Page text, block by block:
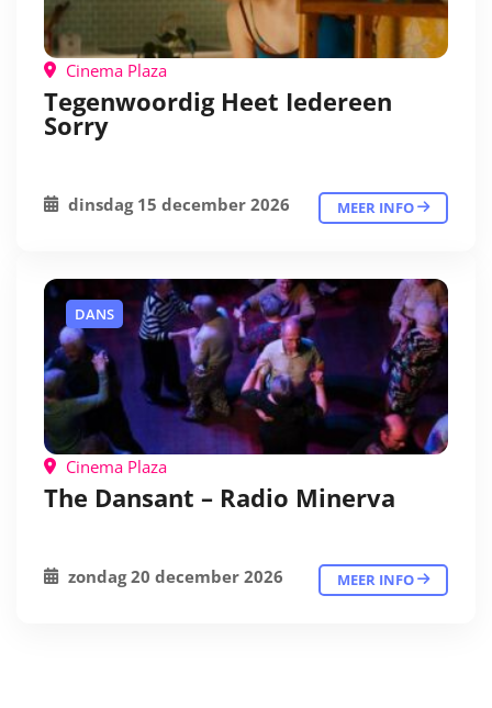
Cinema Plaza
Tegenwoordig Heet Iedereen
Sorry
dinsdag 15 december 2026 MEER INFO
DANS
Cinema Plaza
The Dansant – Radio Minerva
zondag 20 december 2026 MEER INFO